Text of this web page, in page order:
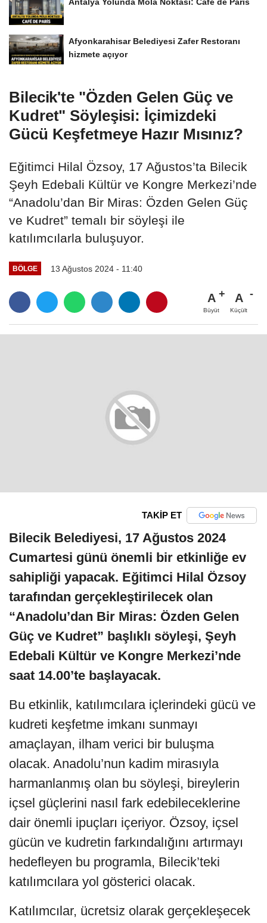
Afyonkarahisar Belediyesi Zafer Restoranı
hizmete açıyor
Bilecik'te "Özden Gelen Güç ve
Kudret" Söyleşisi: İçimizdeki
Gücü Keşfetmeye Hazır Mısınız?
Eğitimci Hilal Özsoy, 17 Ağustos’ta Bilecik
Şeyh Edebali Kültür ve Kongre Merkezi’nde
“Anadolu’dan Bir Miras: Özden Gelen Güç
ve Kudret” temalı bir söyleşi ile
katılımcılarla buluşuyor.
BÖLGE 13 Ağustos 2024 - 11:40
A
Büyüt
A
Küçült
TAKİP ET
Bilecik Belediyesi, 17 Ağustos 2024
Cumartesi günü önemli bir etkinliğe ev
sahipliği yapacak. Eğitimci Hilal Özsoy
tarafından gerçekleştirilecek olan
“Anadolu’dan Bir Miras: Özden Gelen
Güç ve Kudret” başlıklı söyleşi, Şeyh
Edebali Kültür ve Kongre Merkezi’nde
saat 14.00’te başlayacak.
Bu etkinlik, katılımcılara içlerindeki gücü ve
kudreti keşfetme imkanı sunmayı
amaçlayan, ilham verici bir buluşma
olacak. Anadolu’nun kadim mirasıyla
harmanlanmış olan bu söyleşi, bireylerin
içsel güçlerini nasıl fark edebileceklerine
dair önemli ipuçları içeriyor. Özsoy, içsel
gücün ve kudretin farkındalığını artırmayı
hedefleyen bu programla, Bilecik’teki
katılımcılara yol gösterici olacak.
Katılımcılar, ücretsiz olarak gerçekleşecek